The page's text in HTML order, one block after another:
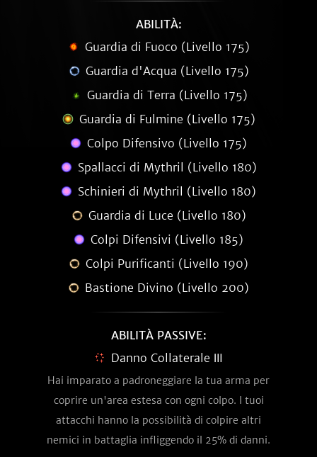
ABILITÀ:
Guardia di Fuoco (Livello 175)
Guardia d'Acqua (Livello 175)
Guardia di Terra (Livello 175)
Guardia di Fulmine (Livello 175)
Colpo Difensivo (Livello 175)
Spallacci di Mythril (Livello 180)
Schinieri di Mythril (Livello 180)
Guardia di Luce (Livello 180)
Colpi Difensivi (Livello 185)
Colpi Purificanti (Livello 190)
Bastione Divino (Livello 200)
ABILITÀ PASSIVE:
Danno Collaterale Ⅲ
Hai imparato a padroneggiare la tua arma per
coprire un'area estesa con ogni colpo. I tuoi
attacchi hanno la possibilità di colpire altri
nemici in battaglia infliggendo il 25% di danni.